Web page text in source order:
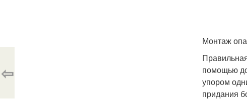
Монтаж
помощью
упором
придания
⇦